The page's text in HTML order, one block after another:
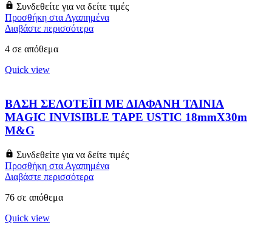
Συνδεθείτε για να δείτε τιμές
Προσθήκη στα Αγαπημένα
Διαβάστε περισσότερα
4 σε απόθεμα
Quick view
ΒΑΣΗ ΣΕΛΟΤΕΪΠ ΜΕ ΔΙΑΦΑΝΗ ΤΑΙΝΙΑ
MAGIC INVISIBLE TAPE USTIC 18mmX30m
M&G
Συνδεθείτε για να δείτε τιμές
Προσθήκη στα Αγαπημένα
Διαβάστε περισσότερα
76 σε απόθεμα
Quick view